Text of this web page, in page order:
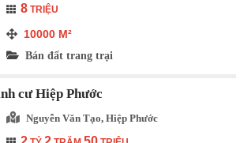
8 TRIỆU
10000 M²
Bán đất trang trại
cư Hiệp Phước
Nguyễn Văn Tạo, Hiệp Phước